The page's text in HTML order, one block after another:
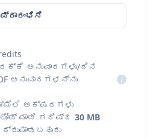
ಪ್ರಾರಂಭಿಸಿ
ಅನುವಾದಗಳು/ದಿನ
ಅನುವಾದಗಳನ್ನು
i
ಅಕ್ಷರಗಳು
ಮಾಡಿ ಗರಿಷ್ಠ 30 MB